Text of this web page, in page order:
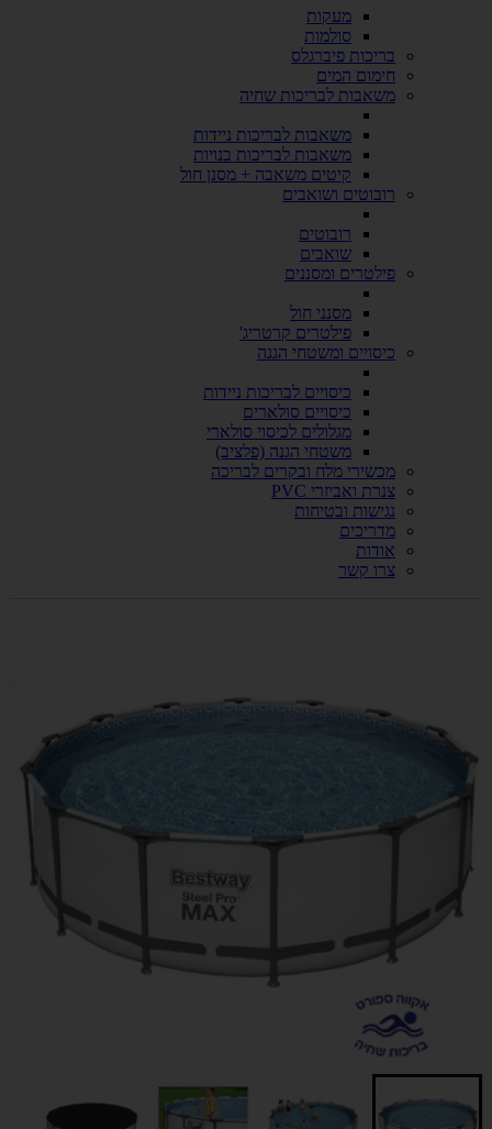
מעקות
סולמות
בריכות פיברגלס
חימום המים
משאבות לבריכות שחיה
משאבות לבריכות ניידות
משאבות לבריכות בנויות
קיטים משאבה + מסנן חול
רובוטים ושואבים
רובוטים
שואבים
פילטרים ומסננים
מסנני חול
פילטרים קרטריג'
כיסויים ומשטחי הגנה
כיסויים לבריכות ניידות
כיסויים סולארים
מגלולים לכיסוי סולארי
משטחי הגנה (פלציב)
מכשירי מלח ובקרים לבריכה
צנרת ואביזרי PVC
נגישות ובטיחות
מדריכים
אודות
צרו קשר